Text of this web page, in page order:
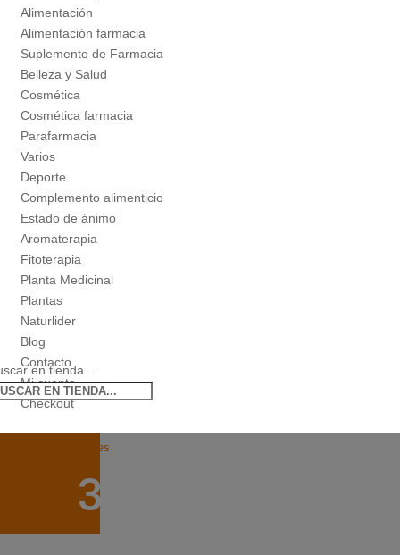
info@econaturis.es
Alimentación
Alimentación farmacia
Suplemento de Farmacia
Belleza y Salud
Cosmética
Cosmética farmacia
Parafarmacia
Varios
Deporte
Complemento alimenticio
Estado de ánimo
Aromaterapia
Fitoterapia
Planta Medicinal
Plantas
Naturlider
Blog
Contacto
Mi cuenta
Checkout
en tienda...
399345.JPG